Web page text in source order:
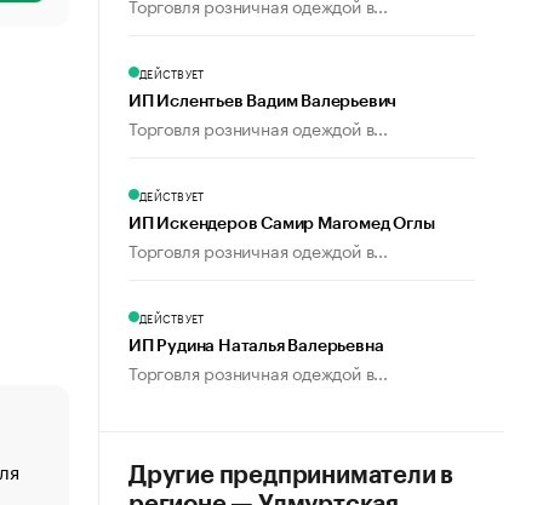
«От спорта тело стареет иначе». Как живет глава
создавшей GTA
ДЕЙСТВУЕТ
ИП Ислентьев Вадим Валерьевич
Торговля розничная одеждой в...
ДЕЙСТВУЕТ
ИП Искендеров Самир Магомед Оглы
Торговля розничная одеждой в...
ДЕЙСТВУЕТ
ИП Рудина Наталья Валерьевна
Торговля розничная одеждой в...
Другие предприниматели в